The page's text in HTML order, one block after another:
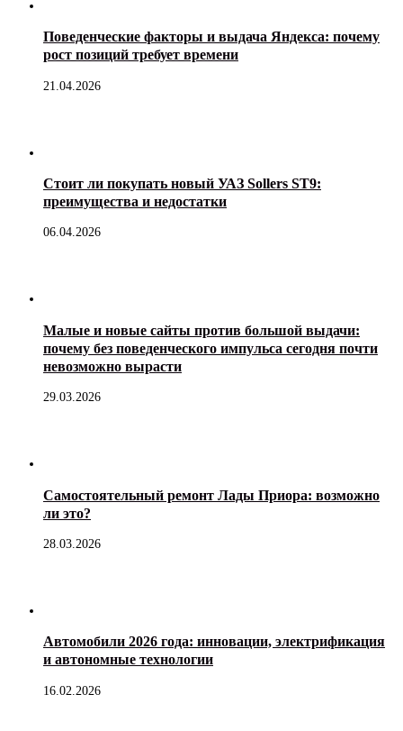
Поведенческие факторы и выдача Яндекса: почему
рост позиций требует времени
21.04.2026
Стоит ли покупать новый УАЗ Sollers ST9:
преимущества и недостатки
06.04.2026
Малые и новые сайты против большой выдачи:
почему без поведенческого импульса сегодня почти
невозможно вырасти
29.03.2026
Самостоятельный ремонт Лады Приора: возможно
ли это?
28.03.2026
Автомобили 2026 года: инновации, электрификация
и автономные технологии
16.02.2026